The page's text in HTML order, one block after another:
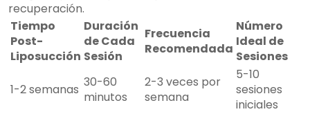
recuperación.
Tiempo
Post-
Liposucción
Duración
de Cada
Sesión
Frecuencia
Recomendada
Número
Ideal de
Sesiones
1-2 semanas 30-60
minutos
2-3 veces por
semana
5-10
sesiones
iniciales